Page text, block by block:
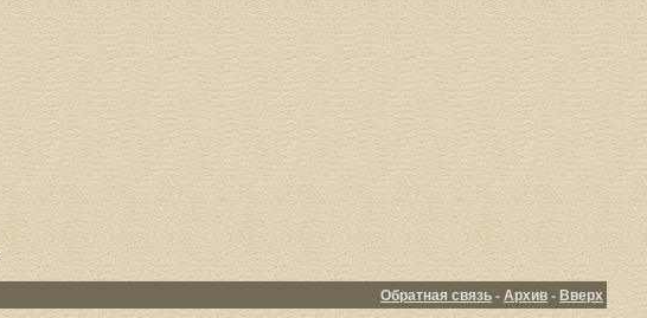
Обратная связь-Архив-Вверх